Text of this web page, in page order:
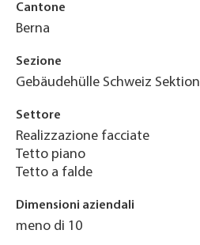
Cantone
Berna
Sezione
Gebäudehülle Schweiz Sektion
Settore
Realizzazione facciate
Tetto piano
Tetto a falde
Dimensioni aziendali
meno di 10